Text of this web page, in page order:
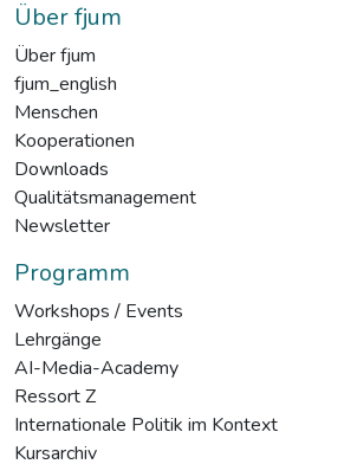
Über fjum
Über fjum
fjum_english
Menschen
Kooperationen
Downloads
Qualitätsmanagement
Newsletter
Programm
Workshops / Events
Lehrgänge
AI-Media-Academy
Ressort Z
Internationale Politik im Kontext
Kursarchiv